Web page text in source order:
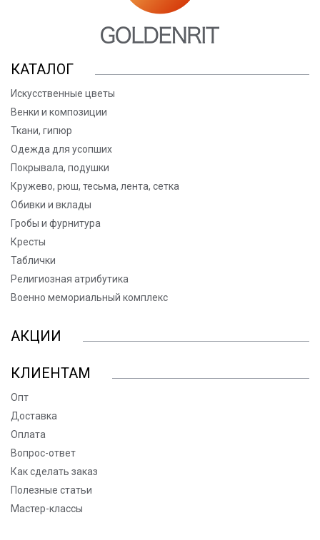
КАТАЛОГ
Искусственные цветы
Венки и композиции
Ткани, гипюр
Одежда для усопших
Покрывала, подушки
Кружево, рюш, тесьма, лента, сетка
Обивки и вклады
Гробы и фурнитура
Кресты
Таблички
Религиозная атрибутика
Военно мемориальный комплекс
АКЦИИ
КЛИЕНТАМ
Опт
Доставка
Оплата
Вопрос-ответ
Как сделать заказ
Полезные статьи
Мастер-классы